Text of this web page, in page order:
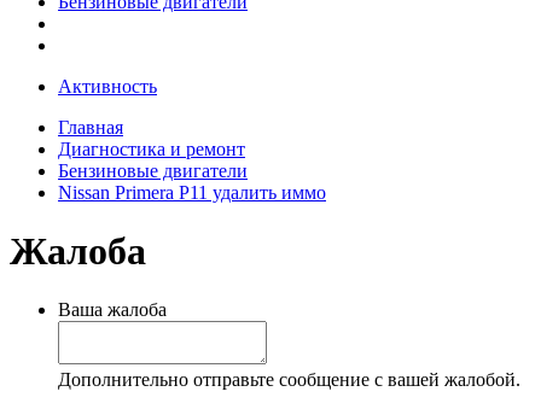
Активность
Главная
Диагностика и ремонт
Бензиновые двигатели
Nissan Primera P11 удалить иммо
Жалоба
Ваша жалоба
Дополнительно отправьте сообщение с вашей жалобой.